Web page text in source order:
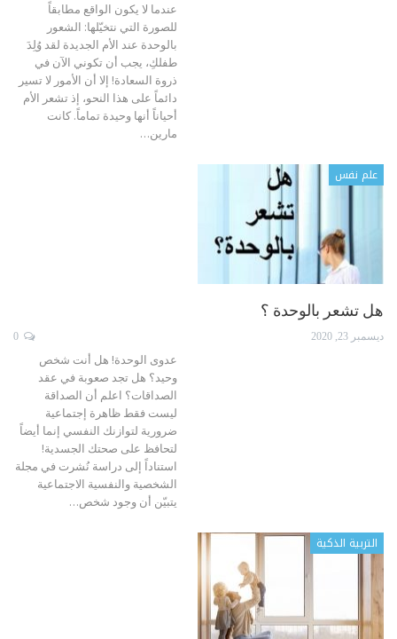
عندما لا يكون الواقع مطابقاً
للصورة التي نتخيّلها: الشعور
بالوحدة عند الأم الجديدة لقد وُلِدَ
طفلكِ، يجب أن تكوني الآن في
ذروة السعادة! إلا أن الأمور لا تسير
دائماً على هذا النحو، إذ تشعر الأم
أحياناً أنها وحيدة تماماً. كانت
مارين…
علم نفس
هل تشعر بالوحدة ؟
ديسمبر 23, 2020
عدوى الوحدة! هل أنت شخص
وحيد؟ هل تجد صعوبة في عقد
الصداقات؟ اعلم أن الصداقة
ليست فقط ظاهرة إجتماعية
ضرورية لتوازنك النفسي إنما أيضاً
لتحافظ على صحتك الجسدية!
استناداً إلى دراسة نُشرت في مجلة
الشخصية والنفسية الاجتماعية
يتبيّن أن وجود شخص…
التربية الذكية